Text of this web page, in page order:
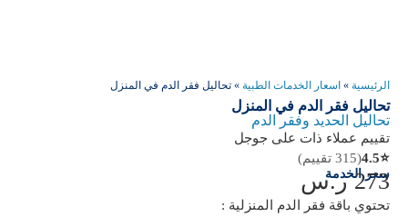
الرئيسية » اسعار الخدمات الطبية » تحاليل فقر الدم في المنزل
تحاليل فقر الدم في المنزل
تحاليل الحديد وفقر الدم
تقييم عملاء ذات على جوجل
⭐
4.5(315 تقييم)
سعر الخدمة
273 ر.س
تحتوي باقة فقر الدم المنزلية :